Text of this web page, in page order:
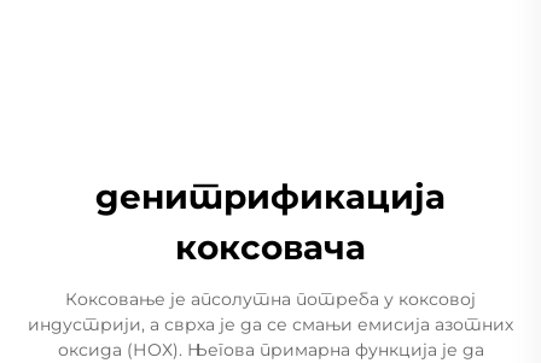
денитрификација
коксовача
Коксовање је апсолутна потреба у коксовој
индустрији, а сврха је да се смањи емисија азотних
оксида (НОХ). Његова примарна функција је да